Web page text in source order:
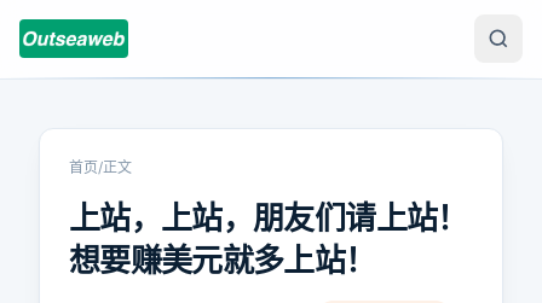
首页/正文
上站，上站，朋友们请上站！
想要赚美元就多上站！